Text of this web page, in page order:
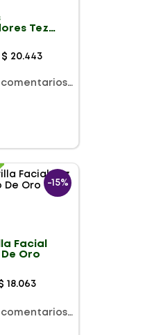
Tez
$ 20.443
-15%
Facial
Oro
18.063